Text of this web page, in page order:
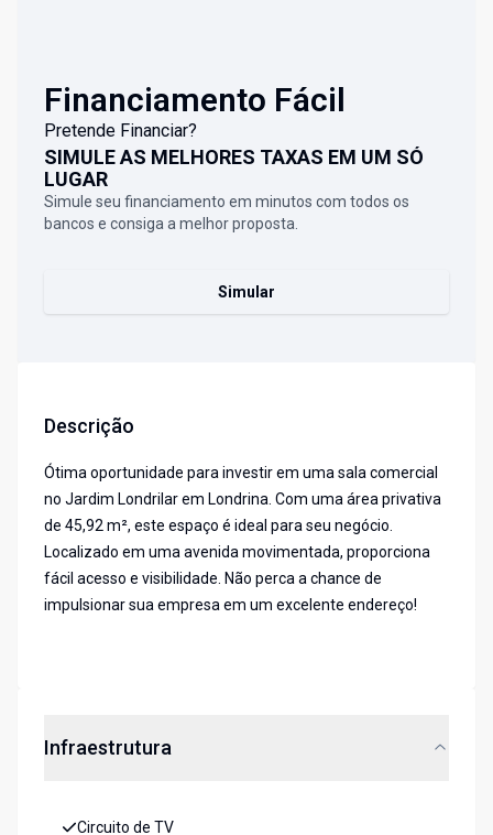
Financiamento Fácil
Pretende Financiar?
SIMULE AS MELHORES TAXAS EM UM SÓ
LUGAR
Simule seu financiamento em minutos com todos os
bancos e consiga a melhor proposta.
Simular
Descrição
Ótima oportunidade para investir em uma sala comercial
no Jardim Londrilar em Londrina. Com uma área privativa
de 45,92 m², este espaço é ideal para seu negócio.
Localizado em uma avenida movimentada, proporciona
fácil acesso e visibilidade. Não perca a chance de
impulsionar sua empresa em um excelente endereço!
Infraestrutura
Circuito de TV